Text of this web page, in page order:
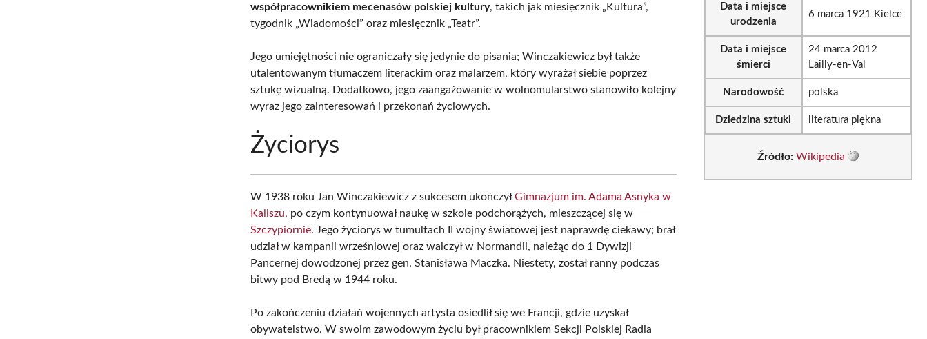
współpracownikiem mecenasów polskiej kultury, takich jak miesięcznik „Kultura”,
tygodnik „Wiadomości” oraz miesięcznik „Teatr”.
Jego umiejętności nie ograniczały się jedynie do pisania; Winczakiewicz był także
utalentowanym tłumaczem literackim oraz malarzem, który wyrażał siebie poprzez
sztukę wizualną. Dodatkowo, jego zaangażowanie w wolnomularstwo stanowiło kolejny
wyraz jego zainteresowań i przekonań życiowych.
Życiorys
W 1938 roku Jan Winczakiewicz z sukcesem ukończyłGimnazjum im. Adama Asnyka w
Kaliszu, po czym kontynuował naukę w szkole podchorążych, mieszczącej się w
Szczypiornie. Jego życiorys w tumultach II wojny światowej jest naprawdę ciekawy; brał
udział w kampanii wrześniowej oraz walczył w Normandii, należąc do 1 Dywizji
Pancernej dowodzonej przez gen. Stanisława Maczka. Niestety, został ranny podczas
bitwy pod Bredą w 1944 roku.
Po zakończeniu działań wojennych artysta osiedlił się we Francji, gdzie uzyskał
obywatelstwo. W swoim zawodowym życiu był pracownikiem Sekcji Polskiej Radia
Data i miejsce
urodzenia
6 marca 1921 Kielce
Data i miejsce
śmierci
24 marca 2012
Lailly-en-Val
Narodowość polska
Dziedzina sztuki literatura piękna
Źródło: Wikipedia